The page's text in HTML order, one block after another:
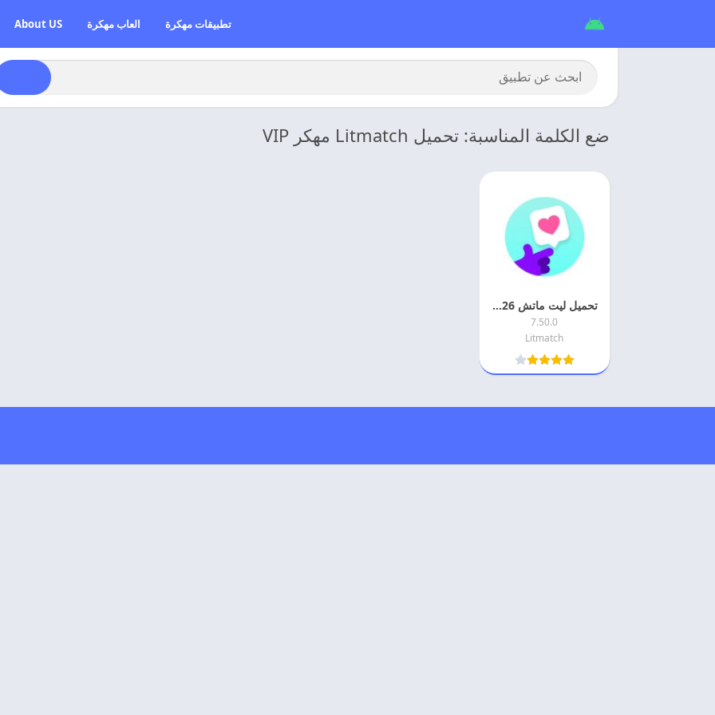
تطبيقات مهكرة العاب مهكرة About US
ضع الكلمة المناسبة: تحميل Litmatch مهكر VIP
تحميل ليت ماتش 2026 Litmatch مهكر APK + Mod
7.50.0
Litmatch